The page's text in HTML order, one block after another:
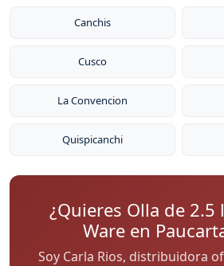
Canchis
Cusco
La Convencion
Quispicanchi
¿Quieres Olla de 2.5
Ware en
Soy Carla Rios, distribuidora